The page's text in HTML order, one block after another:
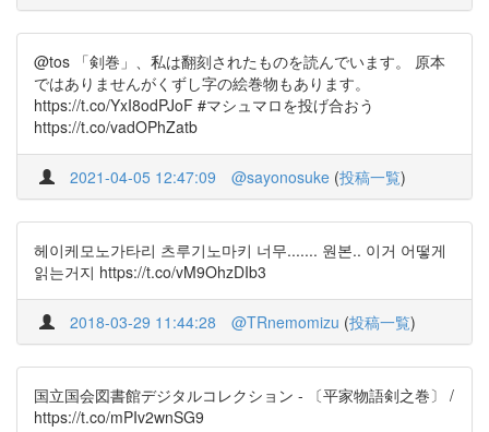
@tos 「剣巻」、私は翻刻されたものを読んでいます。 原本
ではありませんがくずし字の絵巻物もあります。
https://t.co/YxI8odPJoF #マシュマロを投げ合おう
https://t.co/vadOPhZatb
2021-04-05 12:47:09 @sayonosuke (投稿一覧)
헤이케모노가타리 츠루기노마키 너무....... 원본.. 이거 어떻게
읽는거지 https://t.co/vM9OhzDIb3
2018-03-29 11:44:28 @TRnemomizu (投稿一覧)
国立国会図書館デジタルコレクション - 〔平家物語剣之巻〕 /
https://t.co/mPIv2wnSG9